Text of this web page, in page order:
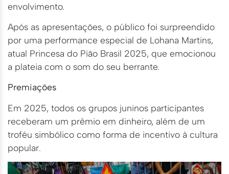
envolvimento.
Após as apresentações, o público foi surpreendido
por uma performance especial de Lohana Martins,
atual Princesa do Pião Brasil 2025, que emocionou
a plateia com o som do seu berrante.
Premiações
Em 2025, todos os grupos juninos participantes
receberam um prêmio em dinheiro, além de um
troféu simbólico como forma de incentivo à cultura
popular.